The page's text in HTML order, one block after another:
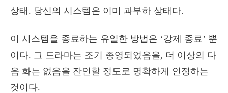
상태. 당신의 시스템은 이미 과부하 상태다.
이 시스템을 종료하는 유일한 방법은 ‘강제 종료’ 뿐
이다. 그 드라마는 조기 종영되었음을, 더 이상의 다
음 화는 없음을 잔인할 정도로 명확하게 인정하는
것이다.